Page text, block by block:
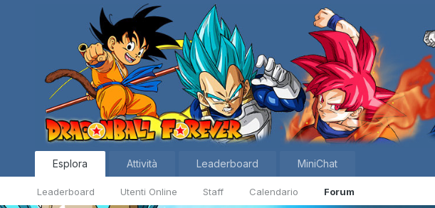
Esplora
Leaderboard Utenti Online Staff Calendario Forum
Attività Leaderboard MiniChat